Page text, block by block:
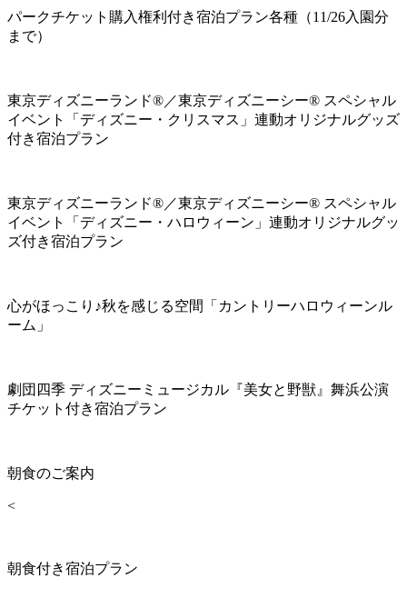
パークチケット購入権利付き宿泊プラン各種（11/26入園分
まで）
東京ディズニーランド®／東京ディズニーシー® スペシャル
イベント「ディズニー・クリスマス」連動オリジナルグッズ
付き宿泊プラン
東京ディズニーランド®／東京ディズニーシー® スペシャル
イベント「ディズニー・ハロウィーン」連動オリジナルグッ
ズ付き宿泊プラン
心がほっこり♪秋を感じる空間「カントリーハロウィーンル
ーム」
劇団四季 ディズニーミュージカル『美女と野獣』舞浜公演
チケット付き宿泊プラン
朝食のご案内
<
朝食付き宿泊プラン